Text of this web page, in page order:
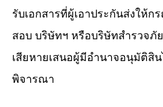
รับเอกสารที่ผู้เอาประกันส่งให้ก
สอบ บริษัทฯ หรือบริษัทสำรวจภั
เสียหายเสนอผู้มีอำนาจอนุมัติสิ
พิจารณา